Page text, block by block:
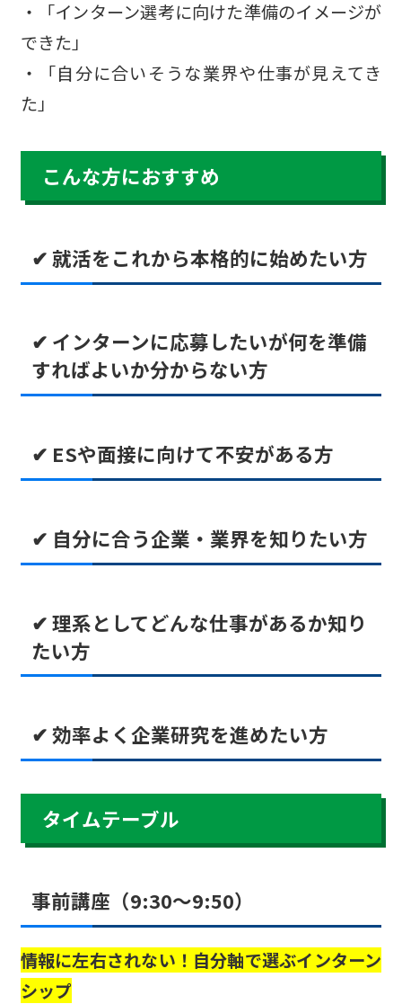
・「インターン選考に向けた準備のイメージが
できた」
・「自分に合いそうな業界や仕事が見えてき
た」
こんな方におすすめ
✔ 就活をこれから本格的に始めたい方
✔ インターンに応募したいが何を準備
すればよいか分からない方
✔ ESや面接に向けて不安がある方
✔ 自分に合う企業・業界を知りたい方
✔ 理系としてどんな仕事があるか知り
たい方
✔ 効率よく企業研究を進めたい方
タイムテーブル
事前講座（9:30～9:50）
情報に左右されない！自分軸で選ぶインターン
シップ